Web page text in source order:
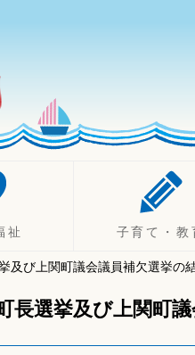
祉
談
療
子育て・教
妊娠したら
出産したら（
子育て
及び上関町議会議員補欠選挙の
長選挙及び上関町